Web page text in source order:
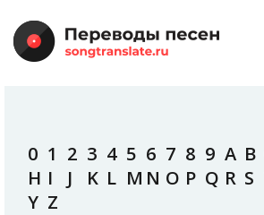
0 1 2 3 4 5 6 7 8 9 A B
H I J K L M N O P Q R S
Y Z